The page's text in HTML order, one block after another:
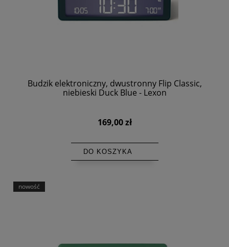
Budzik elektroniczny, dwustronny Flip Classic,
niebieski Duck Blue - Lexon
169,00 zł
DO KOSZYKA
nowość